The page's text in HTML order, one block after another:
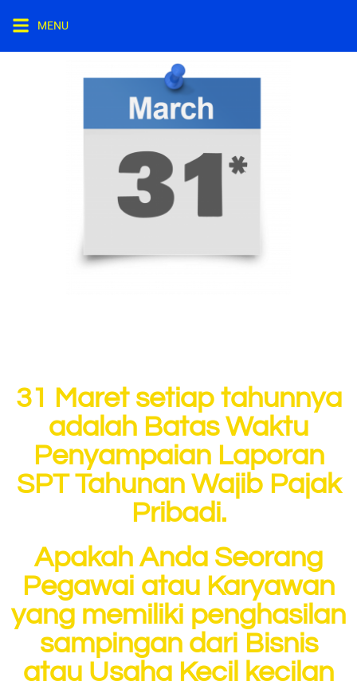
MENU
31 Maret setiap tahunnya
adalah Batas Waktu
Penyampaian Laporan
SPT Tahunan Wajib Pajak
Pribadi.
Apakah Anda Seorang
Pegawai atau Karyawan
yang memiliki penghasilan
sampingan dari Bisnis
atau Usaha Kecil kecilan